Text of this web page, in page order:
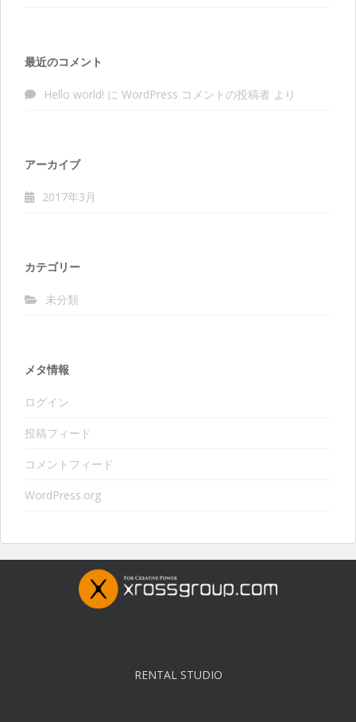
最近のコメント
Hello world! に WordPress コメントの投稿者 より
アーカイブ
2017年3月
カテゴリー
未分類
メタ情報
ログイン
投稿フィード
コメントフィード
WordPress.org
RENTAL STUDIO